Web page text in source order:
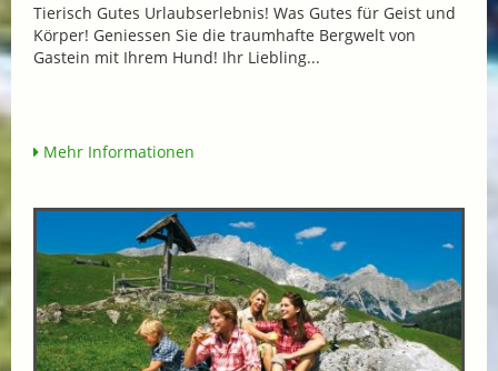
Tierisch Gutes Urlaubserlebnis! Was Gutes für Geist und
Körper! Geniessen Sie die traumhafte Bergwelt von
Gastein mit Ihrem Hund! Ihr Liebling...
Mehr Informationen